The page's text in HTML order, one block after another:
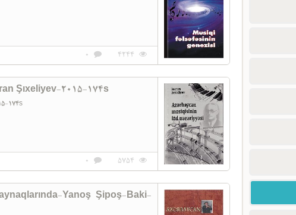
4244
0
Şıxeliyev-2015-174s
174s
5754
0
Yanoş Şipoş-Baki-